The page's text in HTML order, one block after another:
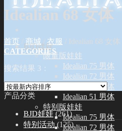
BJD娃娃
限量版娃娃
Idealian 75 男体
Idealian 72 男体
Idealian 68 女体
Idealian 51 男体
特别版娃娃
Idealian 75 男体
Idealian 72 男体
Idealian 68 女体
首页 商城 衣服
Idealian 68 女体
CATEGORIES
搜索结果 3：
产品分类
BJD娃娃 (261)
特别活动 (125)